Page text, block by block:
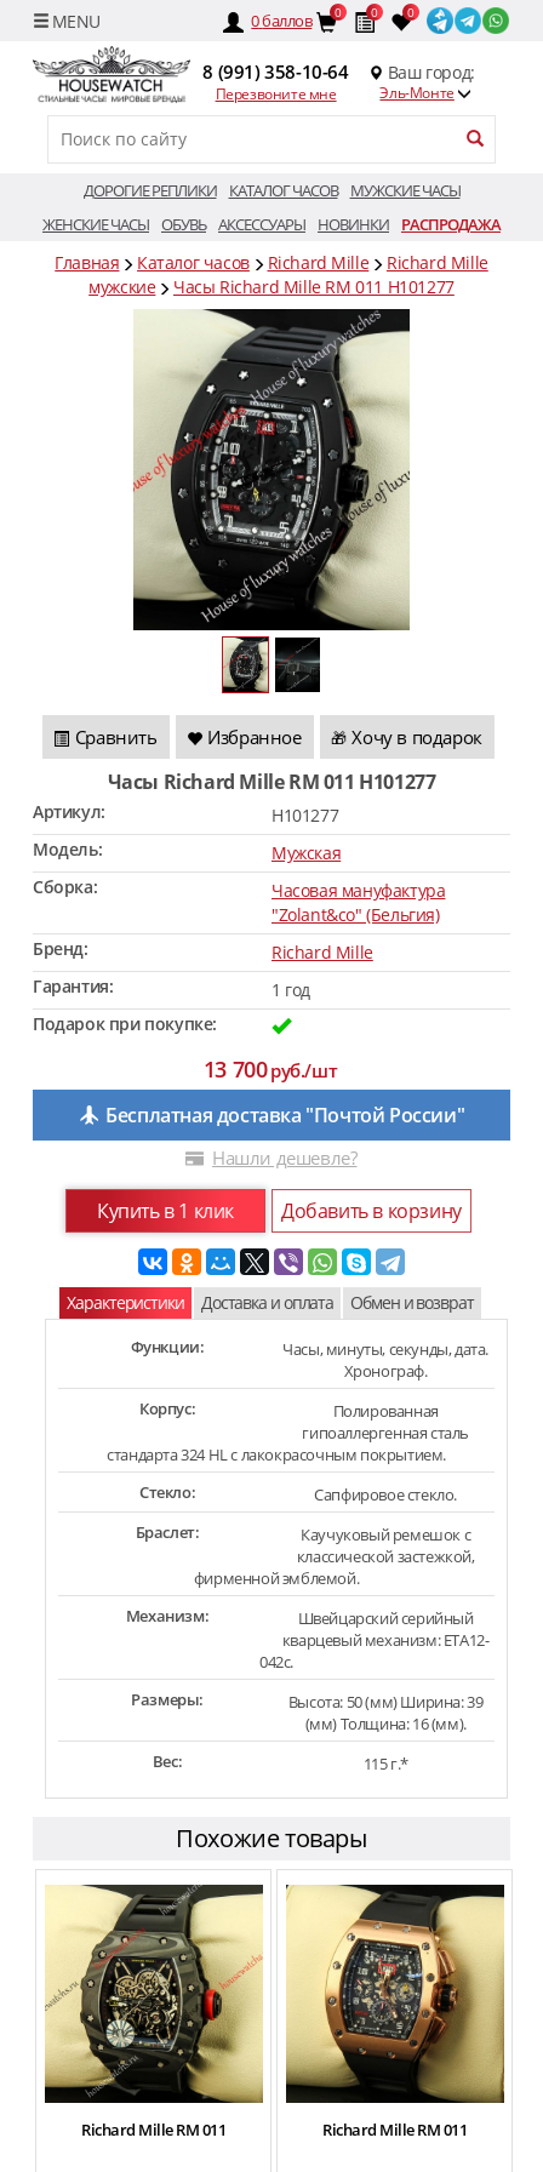
0баллов 0 0 0
8 (991) 358-10-64
Перезвоните мне
Ваш город:
Эль-Монте
ДОРОГИЕ РЕПЛИКИ КАТАЛОГ ЧАСОВ
МУЖСКИЕ ЧАСЫ
ЖЕНСКИЕ ЧАСЫ ОБУВЬ АКСЕССУАРЫ НОВИНКИ РАСПРОДАЖА
Главная Каталог часов Richard Mille
Richard Mille
мужские
Часы Richard Mille RM 011 H101277
Сравнить Избранное 🎁 Хочу в подарок
Часы Richard Mille RM 011 H101277
Артикул:
H101277
Модель:
Мужская
Сборка:
Часовая мануфактура
"Zolant&co" (Бельгия)
Бренд:
Richard Mille
Гарантия:
1 год
Подарок при покупке:
13 700руб./шт
Бесплатная доставка "Почтой России"
Нашли дешевле?
Купить в 1 клик Добавить в корзину
Характеристики Доставка и оплата Обмен и возврат
Функции:
Часы, минуты, секунды, дата.
Хронограф.
Корпус:
Полированная
гипоаллергенная сталь
стандарта 324 HL с лакокрасочным покрытием.
Стекло:
Сапфировое стекло.
Браслет:
Каучуковый ремешок с
классической застежкой,
фирменной эмблемой.
Механизм:
Швейцарский серийный
кварцевый механизм: ETA12-
042c.
Размеры:
Высота: 50 (мм) Ширина: 39
(мм) Толщина: 16 (мм).
Вес:
115 г.*
Похожие товары
Richard Mille RM 011 Richard Mille RM 011